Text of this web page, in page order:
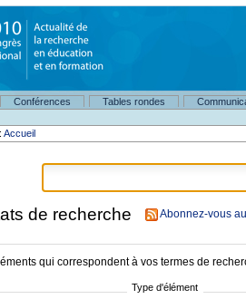
Conférences Tables rondes
Accueil
de recherche Abonnez-vous
qui correspondent à vos termes de
Type d'élément